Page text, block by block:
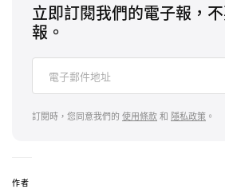
立即訂閱我們的電子報，
報。
訂閱時，您同意我們的 使用條款和 隱私政策 。
作者